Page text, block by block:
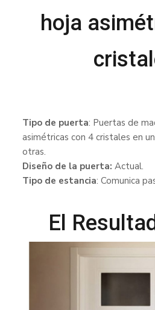
hoja
Tipo de puerta: Puertas de
asimétricas con 4 cristales en
otras.
Diseño de la puerta: Actual.
Tipo de estancia: Comunica
El